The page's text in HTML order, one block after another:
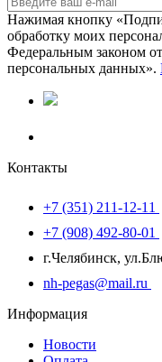
Нажимая кнопку
обработку моих
Федеральным законом
персональных данных».
Контакты
+7 (351) 211-12-11
+7 (908) 492-80-01
г.Челябинск,
nh-pegas@mail.ru
Информация
Новости